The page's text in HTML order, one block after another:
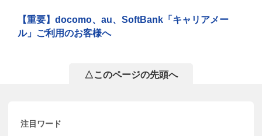
【重要】docomo、au、SoftBank「キャリアメー
ル」ご利用のお客様へ
△このページの先頭へ
注目ワード